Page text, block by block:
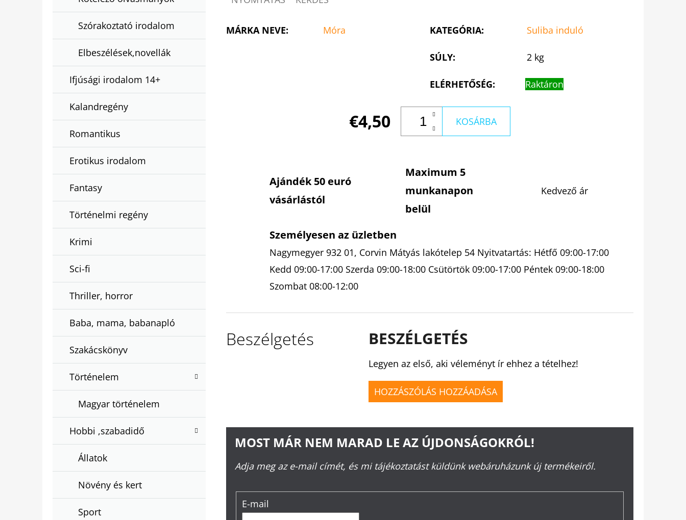
Szórakoztató irodalom
Elbeszélések,novellák
Ifjúsági irodalom 14+
Kalandregény
Romantikus
Erotikus irodalom
Fantasy
Történelmi regény
Krimi
Sci-fi
Thriller, horror
Baba, mama, babanapló
Szakácskönyv
Történelem
Magyar történelem
Hobbi ,szabadidő
Állatok
Növény és kert
Sport
MÁRKA NEVE: Móra KATEGÓRIA: Suliba induló
SÚLY: 2 kg
ELÉRHETŐSÉG: Raktáron
€4,50 KOSÁRBA
Ajándék 50 euró
vásárlástól
Maximum 5
munkanapon
belül
Kedvező ár
Személyesen az üzletben
Nagymegyer 932 01, Corvin Mátyás lakótelep 54 Nyitvatartás: Hétfő 09:00-17:00
Kedd 09:00-17:00 Szerda 09:00-18:00 Csütörtök 09:00-17:00 Péntek 09:00-18:00
Szombat 08:00-12:00
Beszélgetés BESZÉLGETÉS
Legyen az első, aki véleményt ír ehhez a tételhez!
HOZZÁSZÓLÁS HOZZÁADÁSA
MOST MÁR NEM MARAD LE AZ ÚJDONSÁGOKRÓL!
Adja meg az e-mail címét, és mi tájékoztatást küldünk webáruházunk új termékeiről.
E-mail